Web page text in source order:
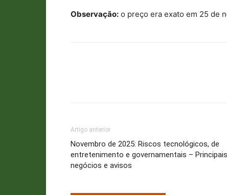
Observação: o preço era exato em 25 de
Artigo anterior
Novembro de 2025: Riscos tecnológicos, de
entretenimento e governamentais – Principais
negócios e avisos